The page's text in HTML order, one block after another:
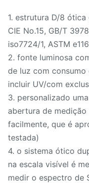
1. estrutura D/8
CIE No.15, GB/T
iso7724/1, ASTM
2. fonte luminosa
de luz com
incluir UV/com
3. personalizado
abertura de
facilmente, que é
testada)
4. o sistema ótico
na escala visível é
medir o espectro de